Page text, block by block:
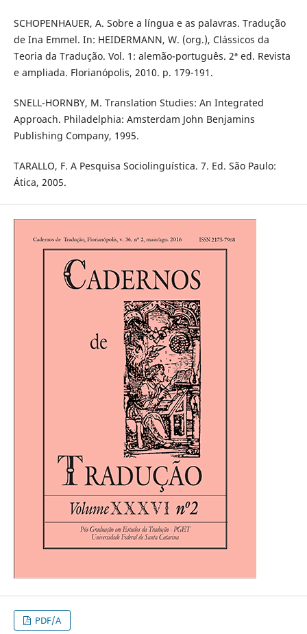
SCHOPENHAUER, A. Sobre a língua e as palavras. Tradução
de Ina Emmel. In: HEIDERMANN, W. (org.), Clássicos da
Teoria da Tradução. Vol. 1: alemão-português. 2ª ed. Revista
e ampliada. Florianópolis, 2010. p. 179-191.
SNELL-HORNBY, M. Translation Studies: An Integrated
Approach. Philadelphia: Amsterdam John Benjamins
Publishing Company, 1995.
TARALLO, F. A Pesquisa Sociolinguística. 7. Ed. São Paulo:
Ática, 2005.
PDF/A